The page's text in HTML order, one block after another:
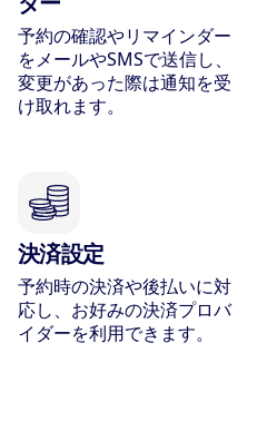
予約の確認やリマインダー
をメールやSMSで送信し、
変更があった際は通知を受
け取れます。
決済設定
予約時の決済や後払いに対
応し、お好みの決済プロバ
イダーを利用できます。